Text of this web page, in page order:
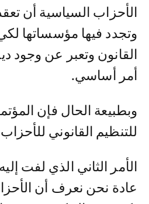
الأحزاب السياسية أن
وتجدد فيها مؤسساتها
القانون وتعبر عن وجود
أمر أساسي.
وبطبيعة الحال فإن
للتنظيم القانوني
الأمر الثاني الذي لفت
عادة نحن نعرف أن